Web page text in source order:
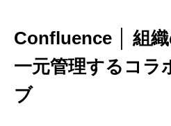
Confluence │ 組
一元管理するコラ
ブ